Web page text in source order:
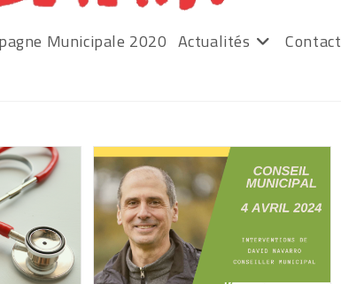
Municipale 2020 Actualités Contact